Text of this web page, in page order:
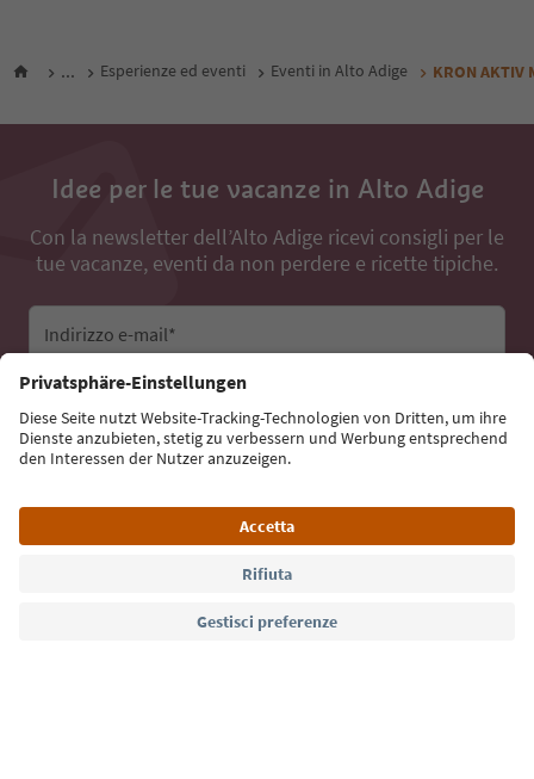
... Esperienze ed eventi Eventi in Alto Adige KRON
Idee per le tue vacanze in Alto Adige
Con la newsletter dell’Alto Adige ricevi consigli per le
tue vacanze, eventi da non perdere e ricette tipiche.
Indirizzo e-mail*
Iscriviti alla newsletter